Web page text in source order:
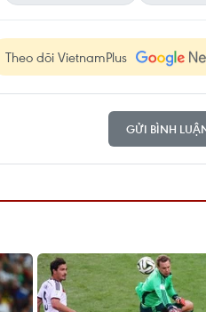
Theo dõi VietnamPlus
GỬI BÌNH